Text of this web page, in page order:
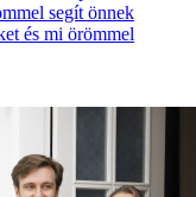
segít önnek
és mi örömmel